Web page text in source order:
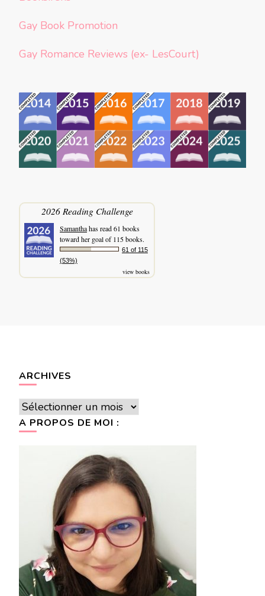
Gay Book Promotion
Gay Romance Reviews (ex- LesCourt)
2026 Reading Challenge
Samanthahas read 61 books
toward her goal of 115 books.
61 of 115
(53%)
view books
ARCHIVES
Archives
A PROPOS DE MOI :